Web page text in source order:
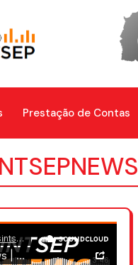
Prestação de Contas